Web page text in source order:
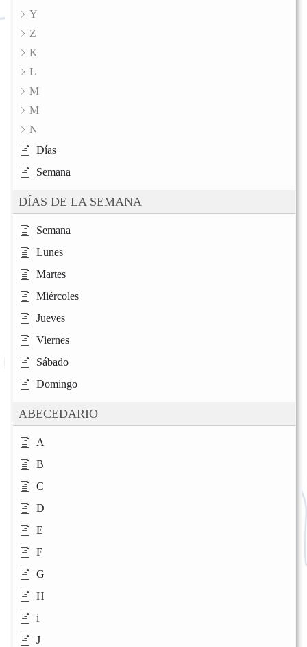
Y
Z
K
L
M
M
N
Días
Semana
DÍAS DE LA SEMANA
Semana
Lunes
Martes
Miércoles
Jueves
Viernes
Sábado
Domingo
ABECEDARIO
A
B
C
D
E
F
G
H
i
J